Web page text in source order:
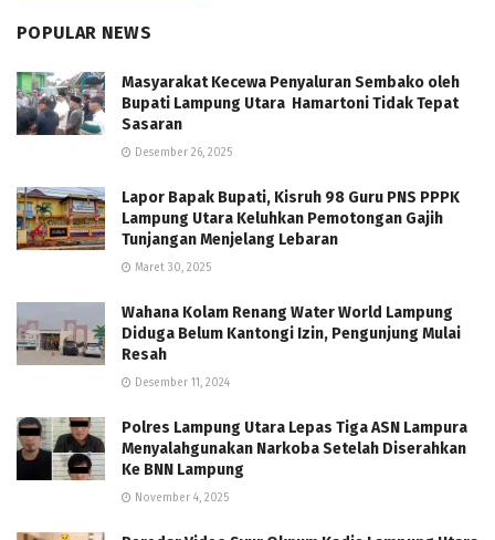
POPULAR NEWS
Masyarakat Kecewa Penyaluran Sembako oleh
Bupati Lampung Utara Hamartoni Tidak Tepat
Sasaran
Desember 26, 2025
Lapor Bapak Bupati, Kisruh 98 Guru PNS PPPK
Lampung Utara Keluhkan Pemotongan Gajih
Tunjangan Menjelang Lebaran
Maret 30, 2025
Wahana Kolam Renang Water World Lampung
Diduga Belum Kantongi Izin, Pengunjung Mulai
Resah
Desember 11, 2024
Polres Lampung Utara Lepas Tiga ASN Lampura
Menyalahgunakan Narkoba Setelah Diserahkan
Ke BNN Lampung
November 4, 2025